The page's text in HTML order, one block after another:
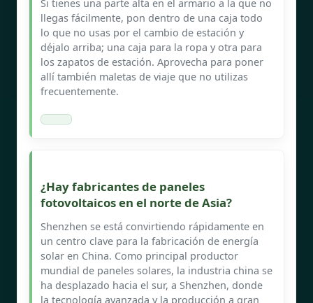
Si tienes una parte alta en el armario a la que no
llegas fácilmente, pon dentro de una caja todo
lo que no usas por el cambio de estación y
déjalo arriba; una caja para la ropa y otra para
los zapatos de estación. Aprovecha para poner
allí también maletas de viaje que no utilizas
frecuentemente.
¿Hay fabricantes de paneles
fotovoltaicos en el norte de Asia?
Shenzhen se está convirtiendo rápidamente en
un centro clave para la fabricación de energía
solar en China. Como principal productor
mundial de paneles solares, la industria china se
ha desplazado hacia el sur, a Shenzhen, donde
la tecnología avanzada y la producción a gran